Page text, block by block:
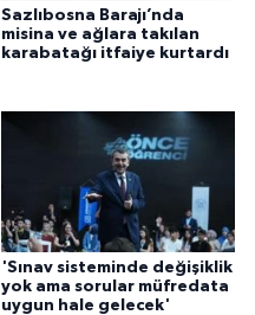
Sazlıbosna Barajı’nda
misina ve ağlara takılan
karabatağı itfaiye kurtardı
'Sınav sisteminde değişiklik
yok ama sorular müfredata
uygun hale gelecek'